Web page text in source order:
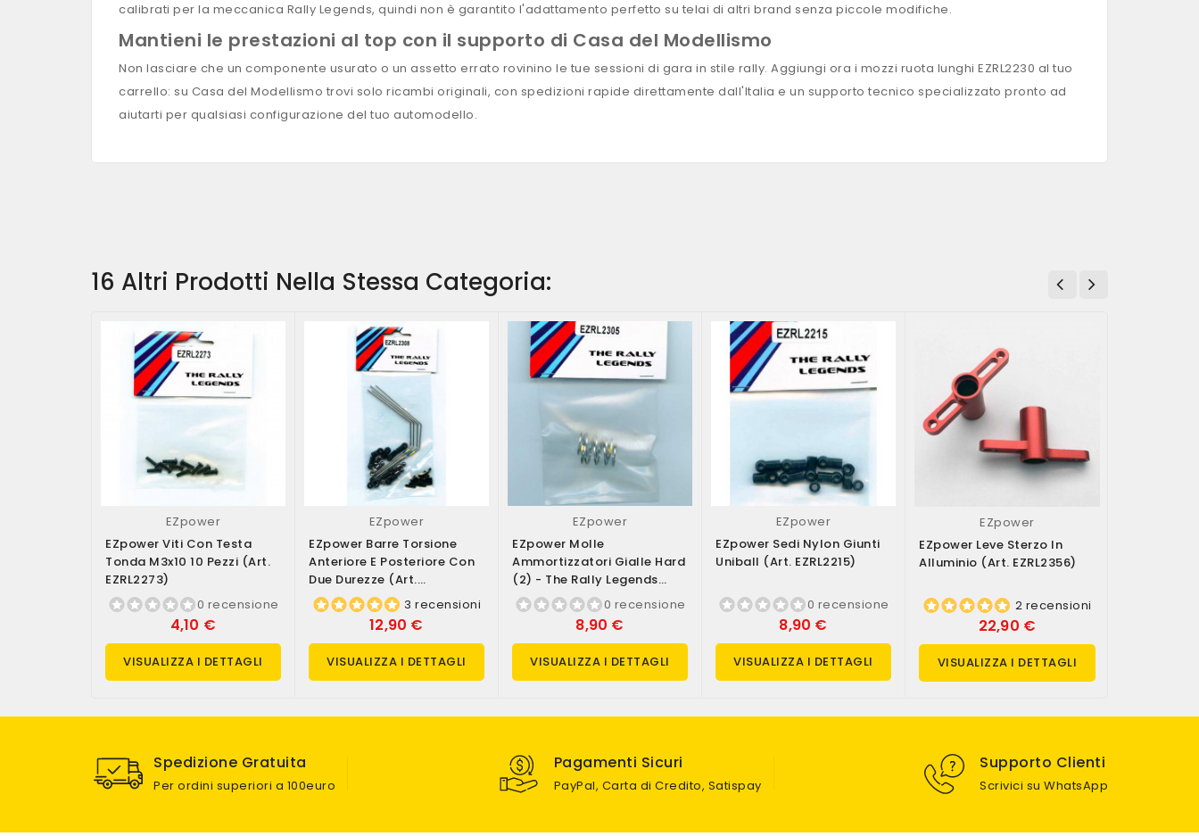
calibrati per la meccanica Rally Legends, quindi non è garantito l'adattamento perfetto su telai di altri brand senza piccole modifiche.
Mantieni le prestazioni al top con il supporto di Casa del Modellismo
Non lasciare che un componente usurato o un assetto errato rovinino le tue sessioni di gara in stile rally. Aggiungi ora i mozzi ruota lunghi EZRL2230 al tuo
carrello: su Casa del Modellismo trovi solo ricambi originali, con spedizioni rapide direttamente dall'Italia e un supporto tecnico specializzato pronto ad
aiutarti per qualsiasi configurazione del tuo automodello.
16 Altri Prodotti Nella Stessa Categoria:
EZpower
EZpower Viti Con Testa
Tonda M3x10 10 Pezzi (art.
EZRL2273)
0 recensione
4,10 €
VISUALIZZA I DETTAGLI
EZpower
EZpower Barre Torsione
Anteriore E Posteriore Con
Due Durezze (art.
EZRL2308)
3 recensioni
12,90 €
VISUALIZZA I DETTAGLI
EZpower
EZpower Molle
Ammortizzatori Gialle Hard
(2) - The Rally Legends
(art. EZRL2305)0 recensione
8,90 €
VISUALIZZA I DETTAGLI
EZpower
EZpower Sedi Nylon Giunti
Uniball (art. EZRL2215)
0 recensione
8,90 €
VISUALIZZA I DETTAGLI
EZpower
EZpower Leve Sterzo In
Alluminio (art. EZRL2356)
2 recensioni
22,90 €
VISUALIZZA I DETTAGLI
Spedizione Gratuita
Per ordini superiori a 100euro
Pagamenti Sicuri
PayPal, Carta di Credito, Satispay
Supporto Clienti
Scrivici su WhatsApp